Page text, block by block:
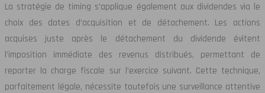
La stratégie de timing s’applique également aux dividendes via le
choix des dates d’acquisition et de détachement. Les actions
acquises juste après le détachement du dividende évitent
l’imposition immédiate des revenus distribués, permettant de
reporter la charge fiscale sur l’exercice suivant. Cette technique,
parfaitement légale, nécessite toutefois une surveillance attentive